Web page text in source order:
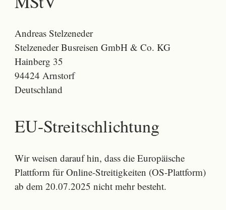
Andreas Stelzeneder
Stelzeneder Busreisen GmbH & Co. KG
Hainberg 35
94424 Arnstorf
Deutschland
EU-Streitschlichtung
Wir weisen darauf hin, dass die Europäische
Plattform für Online-Streitigkeiten (OS-Plattform)
ab dem 20.07.2025 nicht mehr besteht.